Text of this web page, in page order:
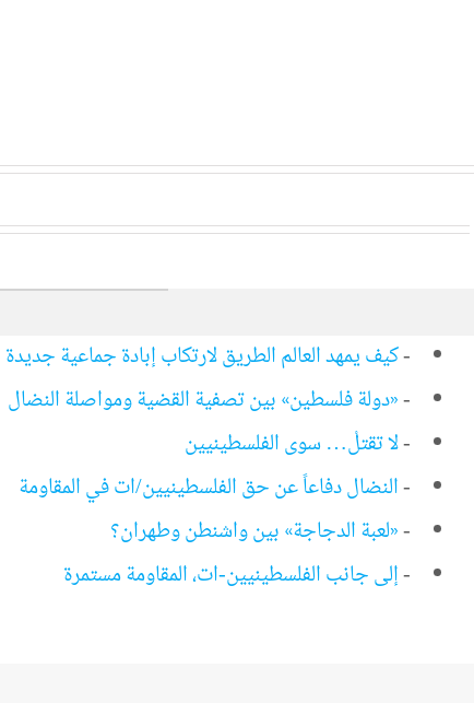
-كيف يمهد العالم الطريق لارتكاب إبادة جماعية
-«دولة فلسطين» بين تصفية القضية ومواصلة النضال
-لا تقتلْ… سوى الفلسطينيين
-النضال دفاعاً عن حق الفلسطينيين/ات في المقاومة
-«لعبة الدجاجة» بين واشنطن وطهران؟
-إلى جانب الفلسطينيين-ات، المقاومة مستمرة